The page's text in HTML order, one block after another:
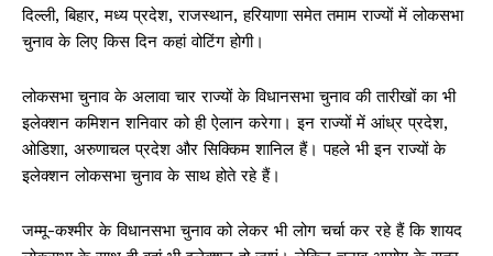
दिल्ली, बिहार, मध्य प्रदेश, राजस्थान, हरियाणा समेत तमाम राज्यों में लोकसभा
चुनाव के लिए किस दिन कहां वोटिंग होगी।
लोकसभा चुनाव के अलावा चार राज्यों के विधानसभा चुनाव की तारीखों का भी
इलेक्शन कमिशन शनिवार को ही ऐलान करेगा। इन राज्यों में आंध्र प्रदेश,
ओडिशा, अरुणाचल प्रदेश और सिक्किम शानिल हैं। पहले भी इन राज्यों के
इलेक्शन लोकसभा चुनाव के साथ होते रहे हैं।
जम्मू-कश्मीर के विधानसभा चुनाव को लेकर भी लोग चर्चा कर रहे हैं कि शायद